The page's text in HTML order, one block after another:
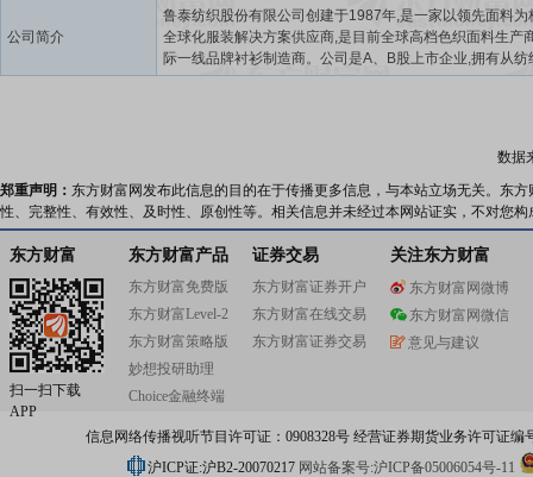
公司简介
鲁泰纺织股份有限公司创建于1987年,是一家以领先面料为
全球化服装解决方案供应商,是目前全球高档色织面料生产
际一线品牌衬衫制造商。公司是A、B股上市企业,拥有从纺
整、制衣生产,直至品牌营销的完整产业链,在意大利、日本
功能性面料2000万米、针织面料1.6万吨、服装3000万件
品60%以上销往美国、欧盟、日本等60多个国家和地区,与
知名品牌商建立了战略合作关系,中高档色织面料出口市场
全球市场的18%以上。公司始终坚持绿色环保可持续的发
为世界创造健康环保纺织品。公司生产经营业绩一直位居
“中国工业大奖”、“制造业单项冠军示范企业”等荣誉。公司
为高新技术企业、国家级工业设计中心、国家级企业技术
公司自1995年至今,先后通过了ISO9001质量管理体系、
ISO14001环境管理体系、ISO45001职业健康安全管理体
SA8000社会责任管理体系等认证。同时,全面深入实施卓
管理模式,着力构建LTPS(鲁泰生产方式)。公司累计投入5
动。公司以振兴纺织产业为己任,始终坚持绿色环保可持续
理念,为世界创造健康环保纺织品。
数据
郑重声明： 东方财富网发布此信息的目的在于传播更多信息，与本站立场无关。东
性、完整性、有效性、及时性、原创性等。相关信息并未经过本网站证实，不对您
东方财富
扫一扫下载
APP
东方财富产品
东方财富免费版
东方财富Level-2
东方财富策略版
妙想投研助理
Choice金融终端
证券交易
东方财富证券开户
东方财富在线交易
东方财富证券交易
关注东方财富
东方财富网微博
东方财富网微信
意见与建议
信息网络传播视听节目许可证：0908328号 经营证券期货业务许可证编
沪ICP证:沪B2-20070217 网站备案号:沪ICP备05006054号-11